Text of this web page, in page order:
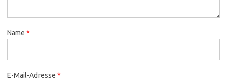
Name *
E-Mail-Adresse *